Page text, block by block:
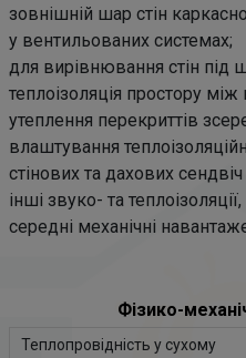
зовнішній шар стін
у вентильованих системах;
для вирівнювання стін під
теплоізоляція простору
утеплення перекриттів
влаштування
стінових та дахових
інші звуко- та
середні механічні
Фізико-
Теплопровідність у сухому